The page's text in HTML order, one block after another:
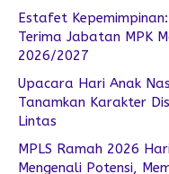
Estafet
Terima Jabatan MPK
2026/2027
Upacara Hari Anak
Tanamkan Karakter
Lintas
MPLS Ramah 2026
Mengenali Potensi,